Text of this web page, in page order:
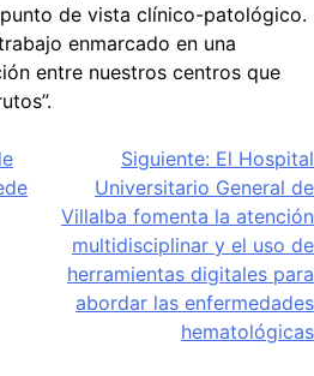
de vista clínico-patológico.
enmarcado en una
entre nuestros centros que
Siguiente: El Hospital
Universitario General de
Villalba fomenta la atención
multidisciplinar y el uso de
herramientas digitales para
abordar las enfermedades
hematológicas